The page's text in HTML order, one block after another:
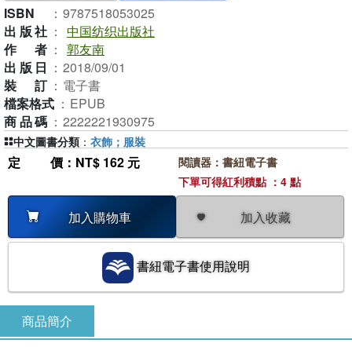
ISBN ： 9787518053025
出版社 ： 中国纺织出版社
作者 ： 郭友南
出版日 ： 2018/09/01
裝訂 ： 電子書
檔案格式 ： EPUB
商品碼 ： 2222221930975
定價 ：NT$ 162 元
加入購物車 加入收藏
閱讀器：書紐電子書
下單可得紅利積點 ：4 點
書紐電子書使用說明
中文圖書分類 ： 衣飾；服裝
商品簡介